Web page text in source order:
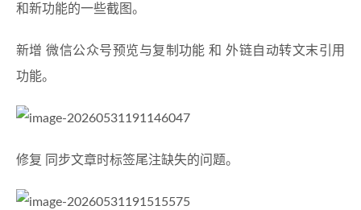
和新功能的一些截图。
新增 微信公众号预览与复制功能 和 外链自动转文末引用
功能。
修复 同步文章时标签尾注缺失的问题。